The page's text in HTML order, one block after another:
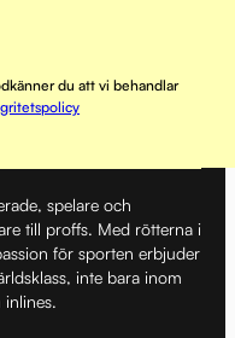
du att vi behandlar
spelare och
till proffs. Med rötterna i
för sporten erbjuder
inte bara inom